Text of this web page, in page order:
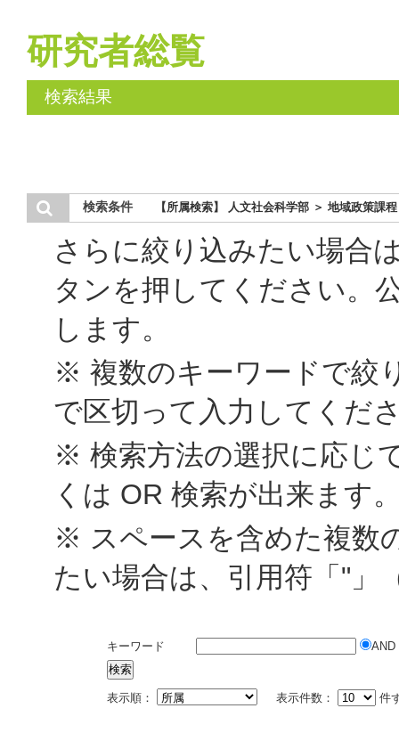
研究者総覧
検索結果
検索条件 【所属検索】 人文社会科学部 ＞ 地域政策課程
さらに絞り込みたい場合
タンを押してください。
します。
※ 複数のキーワードで絞
で区切って入力してくだ
※ 検索方法の選択に応じ
くは OR 検索が出来ます
※ スペースを含めた複数
たい場合は、引用符「"」
キーワード AND
表示順： 表示件数： 件